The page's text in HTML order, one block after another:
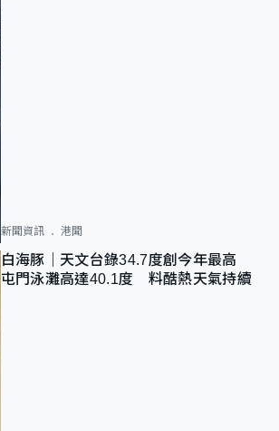
新聞資訊 港聞
白海豚｜天文台錄34.7度創今年最高
屯門泳灘高達40.1度 料酷熱天氣持續